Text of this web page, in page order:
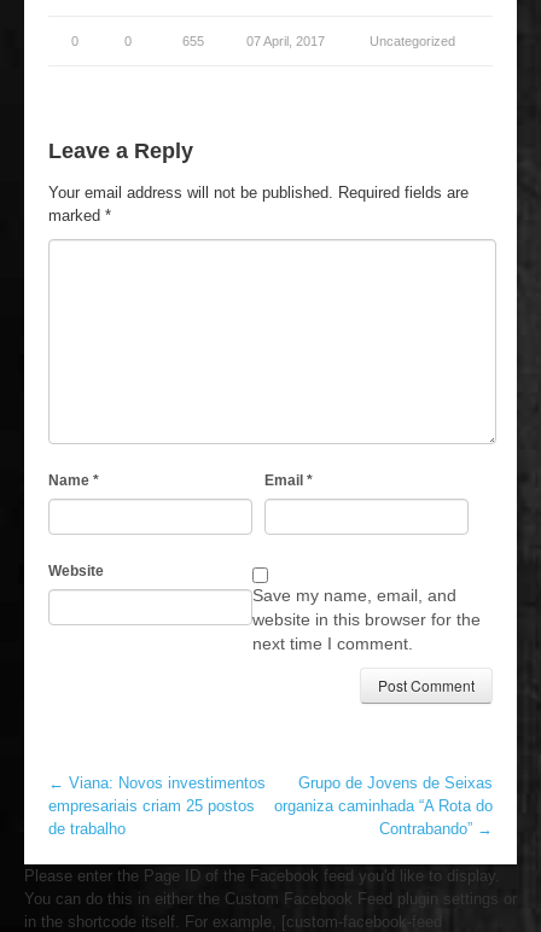
0 0 655 07 April, 2017 Uncategorized
Leave a Reply
Your email address will not be published. Required fields are
marked *
Name * Email *
Website
Save my name, email, and
website in this browser for the
next time I comment.
← Viana: Novos investimentos
empresariais criam 25 postos
de trabalho
Grupo de Jovens de Seixas
organiza caminhada “A Rota do
Contrabando” →
Please enter the Page ID of the Facebook feed you'd like to display.
You can do this in either the Custom Facebook Feed plugin settings or
in the shortcode itself. For example, [custom-facebook-feed